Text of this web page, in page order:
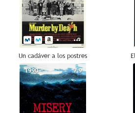
Un cadáver a los postres
7.9
1990